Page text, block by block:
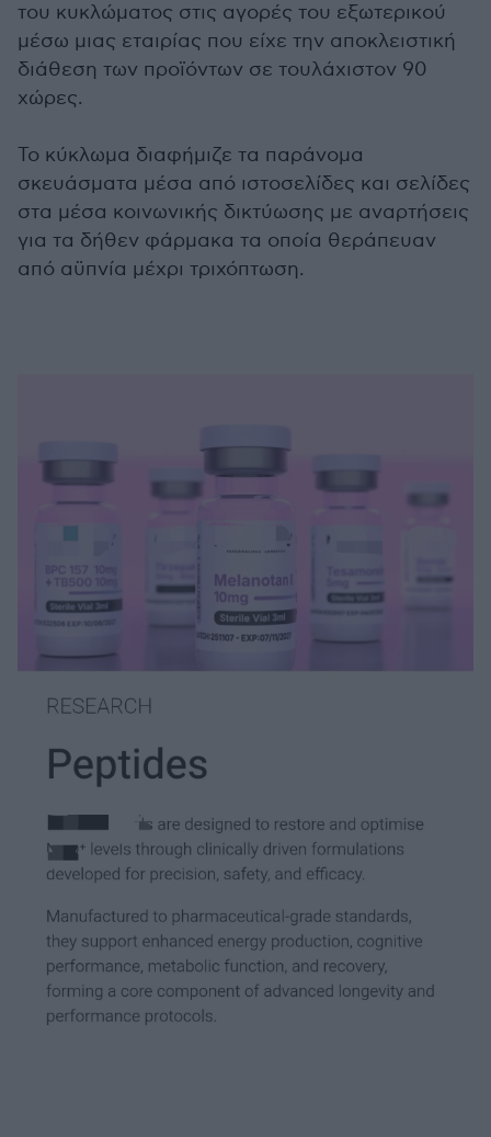
του κυκλώματος στις αγορές του εξωτερικού
μέσω μιας εταιρίας που είχε την αποκλειστική
διάθεση των προϊόντων σε τουλάχιστον 90
χώρες.
Το κύκλωμα διαφήμιζε τα παράνομα
σκευάσματα μέσα από ιστοσελίδες και σελίδες
στα μέσα κοινωνικής δικτύωσης με αναρτήσεις
για τα δήθεν φάρμακα τα οποία θεράπευαν
από αϋπνία μέχρι τριχόπτωση.